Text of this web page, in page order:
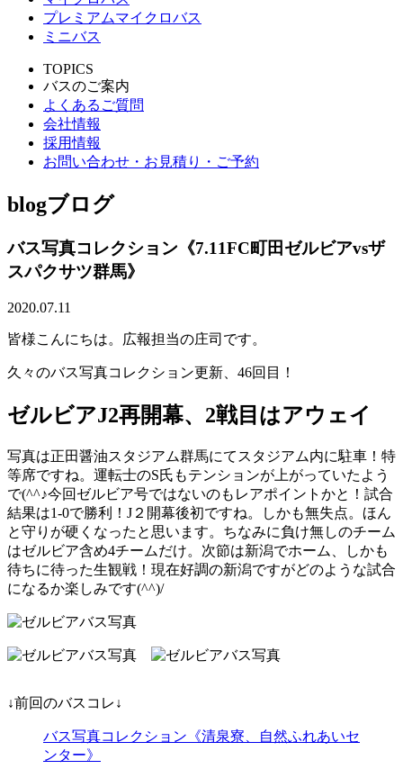
プレミアムマイクロバス
ミニバス
TOPICS
バスのご案内
よくあるご質問
会社情報
採用情報
お問い合わせ・お見積り・ご予約
blogブログ
バス写真コレクション《7.11FC町田ゼルビアvsザ
スパクサツ群馬》
2020.07.11
皆様こんにちは。広報担当の庄司です。
久々のバス写真コレクション更新、46回目！
ゼルビアJ2再開幕、2戦目はアウェイ
写真は正田醤油スタジアム群馬にてスタジアム内に駐車！特
等席ですね。運転士のS氏もテンションが上がっていたよう
で(^^♪今回ゼルビア号ではないのもレアポイントかと！試合
結果は1-0で勝利！J２開幕後初ですね。しかも無失点。ほん
と守りが硬くなったと思います。ちなみに負け無しのチーム
はゼルビア含め4チームだけ。次節は新潟でホーム、しかも
待ちに待った生観戦！現在好調の新潟ですがどのような試合
になるか楽しみです(^^)/
↓前回のバスコレ↓
バス写真コレクション《清泉寮、自然ふれあいセ
ンター》